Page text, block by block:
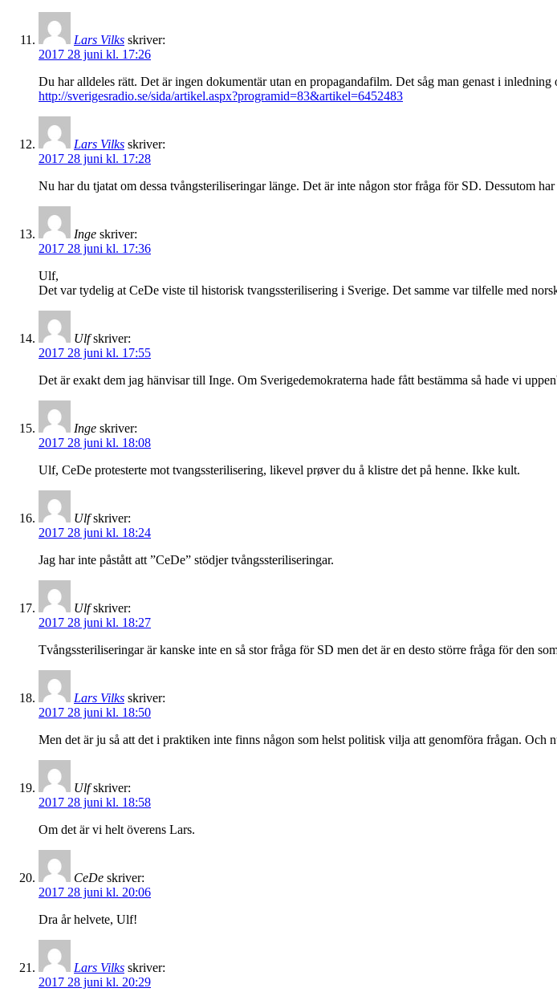
Lars Vilks skriver:
2017 28 juni kl. 17:26
Du har alldeles rätt. Det är ingen dokumentär utan en propagandafilm. Det såg man genast i
http://sverigesradio.se/sida/artikel.aspx?programid=83&artikel=6452483
Lars Vilks skriver:
2017 28 juni kl. 17:28
Nu har du tjatat om dessa tvångsteriliseringar länge. Det är inte någon stor fråga för SD. Dessutom
Inge skriver:
2017 28 juni kl. 17:36
Ulf,
Det var tydelig at CeDe viste til historisk tvangssterilisering i Sverige. Det samme var tilfelle med
Ulf skriver:
2017 28 juni kl. 17:55
Det är exakt dem jag hänvisar till Inge. Om Sverigedemokraterna hade fått bestämma så hade vi
Inge skriver:
2017 28 juni kl. 18:08
Ulf, CeDe protesterte mot tvangssterilisering, likevel prøver du å klistre det på henne. Ikke kult.
Ulf skriver:
2017 28 juni kl. 18:24
Jag har inte påstått att ”CeDe” stödjer tvångssteriliseringar.
Ulf skriver:
2017 28 juni kl. 18:27
Tvångssteriliseringar är kanske inte en så stor fråga för SD men det är en desto större fråga för den
Lars Vilks skriver:
2017 28 juni kl. 18:50
Men det är ju så att det i praktiken inte finns någon som helst politisk vilja att genomföra frågan. Och
Ulf skriver:
2017 28 juni kl. 18:58
Om det är vi helt överens Lars.
CeDe skriver:
2017 28 juni kl. 20:06
Dra år helvete, Ulf!
Lars Vilks skriver:
2017 28 juni kl. 20:29